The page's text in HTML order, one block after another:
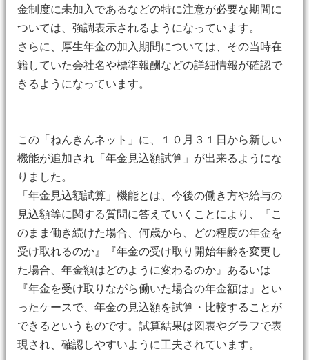
金制度に未加入であるなどの特に注意が必要な期間に
ついては、強調表示されるようになっています。
さらに、厚生年金の加入期間については、その当時在
籍していた会社名や標準報酬などの詳細情報が確認で
きるようになっています。
この「ねんきんネット」に、１０月３１日から新しい
機能が追加され「年金見込額試算」が出来るようにな
りました。
「年金見込額試算」機能とは、今後の働き方や給与の
見込額等に関する質問に答えていくことにより、『こ
のまま働き続けた場合、何歳から、どの程度の年金を
受け取れるのか』『年金の受け取り開始年齢を変更し
た場合、年金額はどのように変わるのか』あるいは
『年金を受け取りながら働いた場合の年金額は』とい
ったケースで、年金の見込額を試算・比較することが
できるというものです。試算結果は図表やグラフで表
現され、確認しやすいように工夫されています。